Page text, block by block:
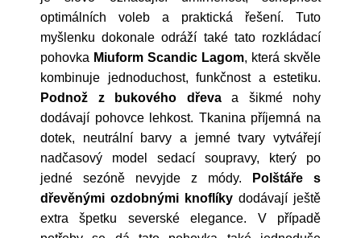
optimálních voleb a praktická řešení. Tuto
myšlenku dokonale odráží také tato rozkládací
pohovka Miuform Scandic Lagom, která skvěle
kombinuje jednoduchost, funkčnost a estetiku.
Podnož z bukového dřevaa šikmé nohy
dodávají pohovce lehkost. Tkanina příjemná na
dotek, neutrální barvy a jemné tvary vytvářejí
nadčasový model sedací soupravy, který po
jedné sezóně nevyjde z módy.
Polštáře s
dřevěnými ozdobnými knoflíky dodávají ještě
extra špetku severské elegance. V případě